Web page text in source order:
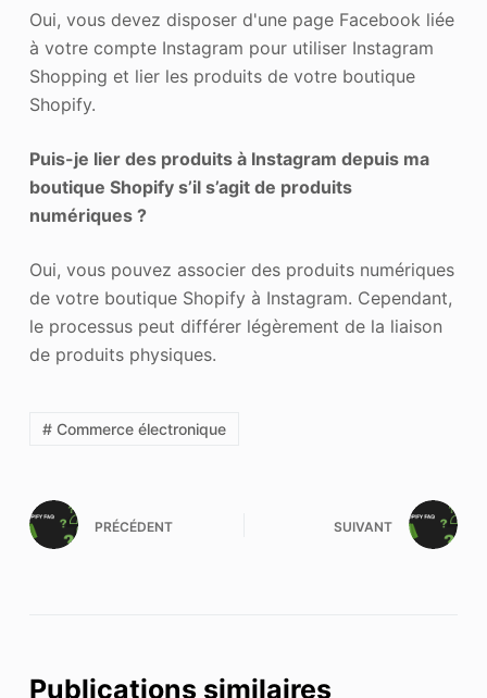
Oui, vous devez disposer d'une page Facebook liée
à votre compte Instagram pour utiliser Instagram
Shopping et lier les produits de votre boutique
Shopify.
Puis-je lier des produits à Instagram depuis ma
boutique Shopify s’il s’agit de produits
numériques ?
Oui, vous pouvez associer des produits numériques
de votre boutique Shopify à Instagram. Cependant,
le processus peut différer légèrement de la liaison
de produits physiques.
# Commerce électronique
PRÉCÉDENT SUIVANT
Publications similaires